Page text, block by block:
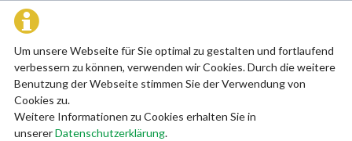
Um unsere Webseite für Sie optimal zu gestalten und fortlaufend
verbessern zu können, verwenden wir Cookies. Durch die weitere
Benutzung der Webseite stimmen Sie der Verwendung von
Cookies zu.
Weitere Informationen zu Cookies erhalten Sie in
unsererDatenschutzerklärung.